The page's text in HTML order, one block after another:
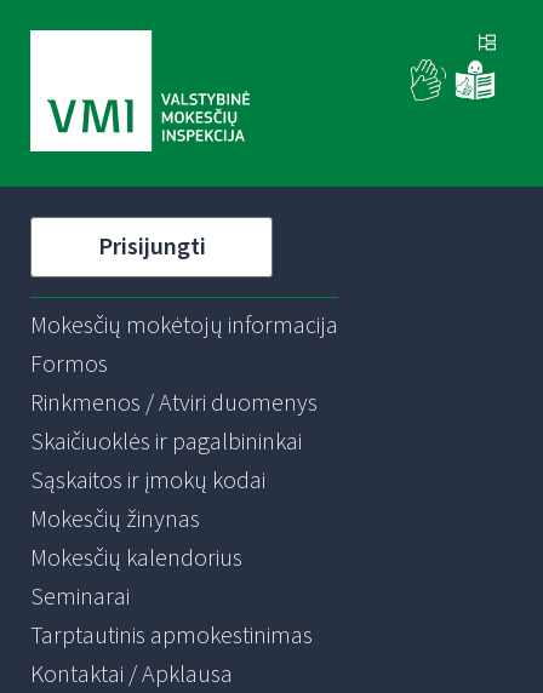
Prisijungti
Mokesčių mokėtojų informacija
Formos
Rinkmenos / Atviri duomenys
Skaičiuoklės ir pagalbininkai
Sąskaitos ir įmokų kodai
Mokesčių žinynas
Mokesčių kalendorius
Seminarai
Tarptautinis apmokestinimas
Kontaktai / Apklausa